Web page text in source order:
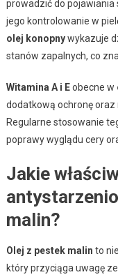
prowadzić do pojawiania
jego kontrolowanie w
olej konopnywykazuje
stanów zapalnych, co
Witamina A i Eobecne w
dodatkową ochronę oraz
Regularne stosowanie
poprawy wyglądu cery
Jakie
malin?
Olej z pestek malin to
który przyciąga uwagę